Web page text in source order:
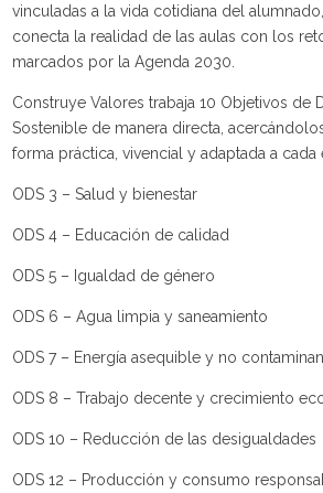
vinculadas a la vida cotidiana del
conecta la realidad de las aulas con los
marcados por la Agenda 2030.
Construye Valores trabaja 10 Objetivos de
Sostenible de manera directa,
forma práctica, vivencial y adaptada a cada
ODS 3 – Salud y bienestar
ODS 4 – Educación de calidad
ODS 5 – Igualdad de género
ODS 6 – Agua limpia y saneamiento
ODS 7 – Energía asequible y no
ODS 8 – Trabajo decente y crecimiento
ODS 10 – Reducción de las desigualdades
ODS 12 – Producción y consumo